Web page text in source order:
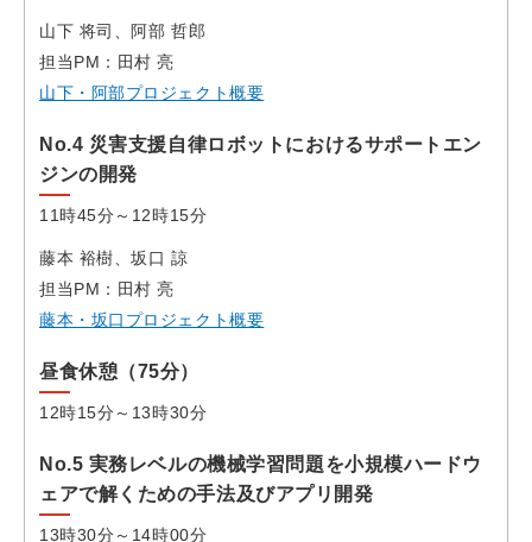
山下 将司、阿部 哲郎
担当PM：田村 亮
山下・阿部プロジェクト概要
No.4 災害支援自律ロボットにおけるサポートエン
ジンの開発
11時45分～12時15分
藤本 裕樹、坂口 諒
担当PM：田村 亮
藤本・坂口プロジェクト概要
昼食休憩（75分）
12時15分～13時30分
No.5 実務レベルの機械学習問題を小規模ハードウ
ェアで解くための手法及びアプリ開発
13時30分～14時00分